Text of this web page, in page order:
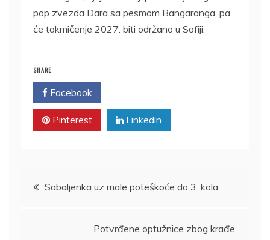
pop zvezda Dara sa pesmom Bangaranga, pa
će takmičenje 2027. biti održano u Sofiji.
SHARE
Facebook
Pinterest Linkedin
Kretanje
Sabaljenka uz male poteškoće do 3. kola
Potvrđene optužnice zbog krađe,